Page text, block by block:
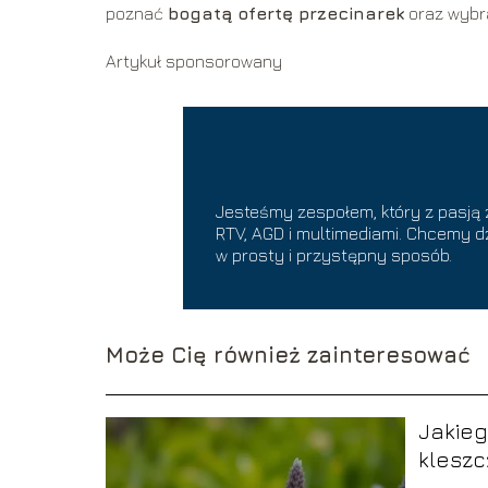
poznać bogatą ofertę przecinarek oraz
Artykuł sponsorowany
Jesteśmy zespołem, który z
RTV, AGD i multimediami.
w prosty i przystępny sposób.
Może Cię również zainteresować